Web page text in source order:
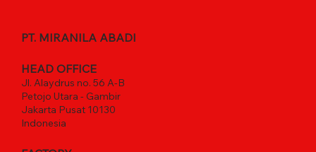
PT. MIRANILA ABADI
HEAD OFFICE
Jl. Alaydrus no. 56 A-B
Petojo Utara - Gambir
Jakarta Pusat 10130
Indonesia